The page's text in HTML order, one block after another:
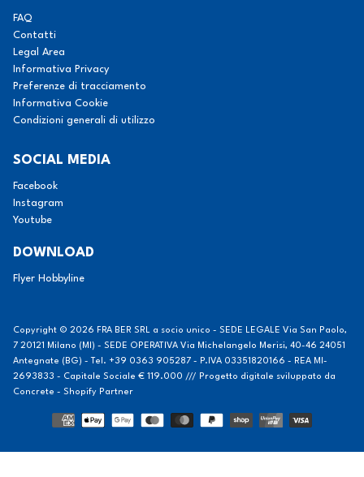
FAQ
Contatti
Legal Area
Informativa Privacy
Preferenze di tracciamento
Informativa Cookie
Condizioni generali di utilizzo
SOCIAL MEDIA
Facebook
Instagram
Youtube
DOWNLOAD
Flyer Hobbyline
Copyright © 2026 FRA BER SRL a socio unico - SEDE LEGALE Via San Paolo,
7 20121 Milano (MI) - SEDE OPERATIVA Via Michelangelo Merisi, 40-46 24051
Antegnate (BG) - Tel. +39 0363 905287 - P.IVA 03351820166 - REA MI-
2693833 - Capitale Sociale € 119.000 /// Progetto digitale sviluppato da
Concrete - Shopify Partner
Modalità